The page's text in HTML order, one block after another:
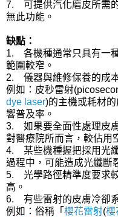
7. 可提供汽化磨皮所需
無此功能。
缺點：
1. 各機種通常只具有一
範圍較窄。
2. 儀器與維修保養的成
例如：皮秒雷射
dye laser)的主機或耗材
響普及率。
3. 如果要全面性處理皮
對醫療院所而言，較佔用
4. 某些機種握把採用光
過程中，可能造成光纖斷
5. 光學路徑精準度要求
高。
6. 有些雷射的皮膚冷卻
例如：俗稱「 櫻花雷射(櫻